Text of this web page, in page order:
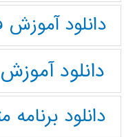
دانلود
دانلود
دانلود برنامه